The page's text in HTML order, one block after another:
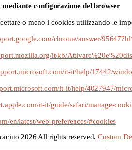
configurazione del browser
o meno i cookies utilizzando le
chrome/answer/
it/kb/
it-it/help/17442/
it-it/help/4027947/
it-it/guide/safari/manage-
en/latest/web-preferences/#cookies
2026 All rights reserved. Custom